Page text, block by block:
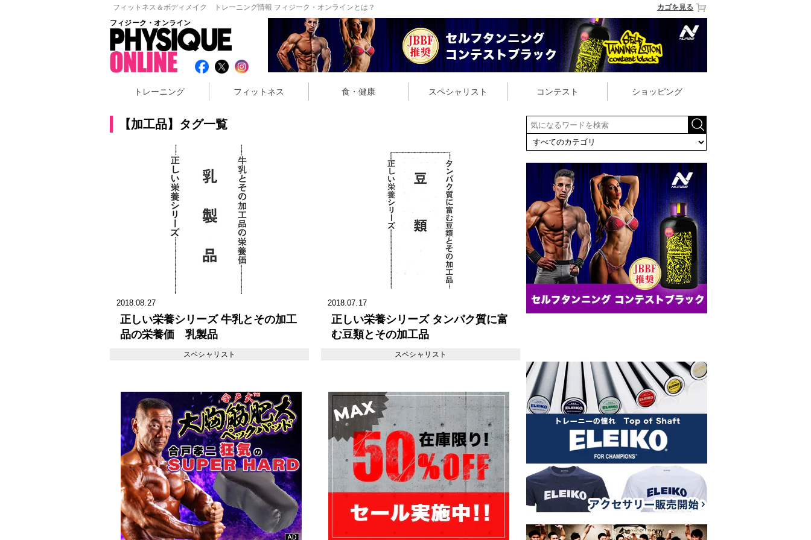
フィットネス＆ボディメイク トレーニング情報 フィジーク・オンラインとは？
カゴを見る
フィジーク・オンライン
トレーニング フィットネス 食・健康 スペシャリスト コンテスト ショッピング
【加工品】タグ一覧
2018.08.27
正しい栄養シリーズ 牛乳とその加工
品の栄養価 乳製品
スペシャリスト
2018.07.17
正しい栄養シリーズ タンパク質に富
む豆類とその加工品
スペシャリスト